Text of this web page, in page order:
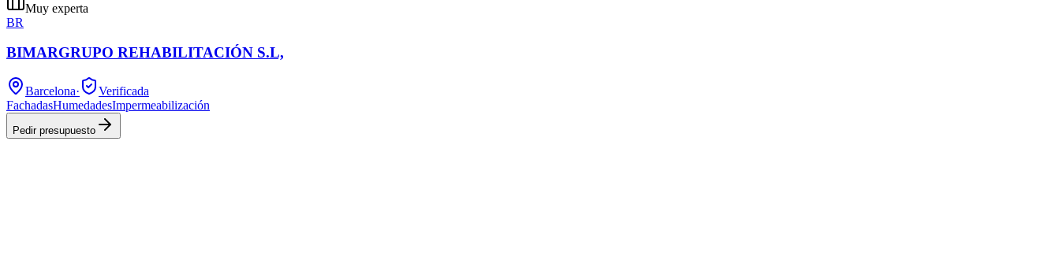
Muy experta
BR
BIMARGRUPO REHABILITACIÓN S.L,
Barcelona·
Verificada
FachadasHumedadesImpermeabilización
Pedir presupuesto